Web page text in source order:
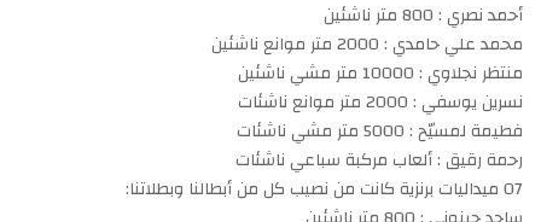
أحمد نصري : 800 متر ناشئين
محمد علي حامدي : 2000 متر موانع ناشئين
منتظر نجلاوي : 10000 متر مشي ناشئين
نسرين يوسفي : 2000 متر موانع ناشئات
فطيمة لمسيّح : 5000 متر مشي ناشئات
رحمة رقيق : ألعاب مركبة سباعي ناشئات
07 ميداليات برنزية كانت من نصيب كل من أبطالنا وبطلاتنا: